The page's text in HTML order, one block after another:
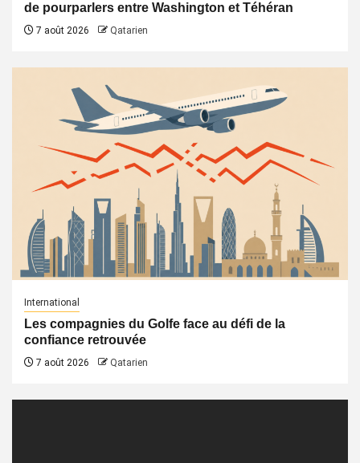
de pourparlers entre Washington et Téhéran
7 août 2026 Qatarien
International
Les compagnies du Golfe face au défi de la
confiance retrouvée
7 août 2026 Qatarien